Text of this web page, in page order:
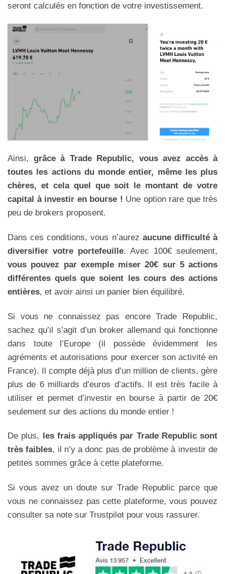
seront calculés en fonction de votre investissement.
Ainsi, grâce à Trade Republic, vous avez accès à
toutes les actions du monde entier, même les plus
chères, et cela quel que soit le montant de votre
capital à investir en bourse ! Une option rare que très
peu de brokers proposent.
Dans ces conditions, vous n’aurez aucune difficulté à
diversifier votre portefeuille. Avec 100€ seulement,
vous pouvez par exemple miser 20€ sur 5 actions
différentes quels que soient les cours des actions
entières, et avoir ainsi un panier bien équilibré.
Si vous ne connaissez pas encore Trade Republic,
sachez qu’il s’agit d’un broker allemand qui fonctionne
dans toute l’Europe (il possède évidemment les
agréments et autorisations pour exercer son activité en
France). Il compte déjà plus d’un million de clients, gère
plus de 6 milliards d’euros d’actifs. Il est très facile à
utiliser et permet d’investir en bourse à partir de 20€
seulement sur des actions du monde entier !
De plus, les frais appliqués par Trade Republic sont
très faibles, il n’y a donc pas de problème à investir de
petites sommes grâce à cette plateforme.
Si vous avez un doute sur Trade Republic parce que
vous ne connaissez pas cette plateforme, vous pouvez
consulter sa note sur Trustpilot pour vous rassurer.